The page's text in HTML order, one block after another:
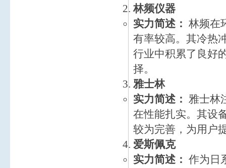
林频仪器
实力简述： 林频在
有率较高。其冷热
行业中积累了良好
择。
雅士林
实力简述： 雅士林
在性能扎实。其设
较为完善，为用户
爱斯佩克
实力简述： 作为日